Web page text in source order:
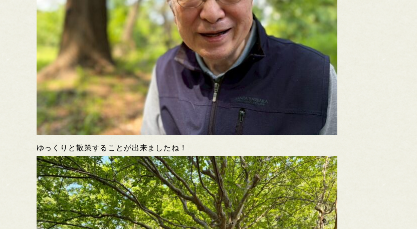
ゆっくりと散策することが出来ましたね！